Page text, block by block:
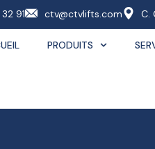
91 ctv@ctvlifts.com C.
PRODUITS